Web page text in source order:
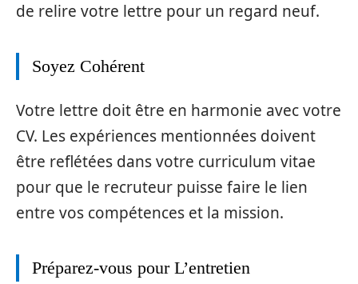
de relire votre lettre pour un regard neuf.
Soyez Cohérent
Votre lettre doit être en harmonie avec votre
CV. Les expériences mentionnées doivent
être reflétées dans votre curriculum vitae
pour que le recruteur puisse faire le lien
entre vos compétences et la mission.
Préparez-vous pour L’entretien